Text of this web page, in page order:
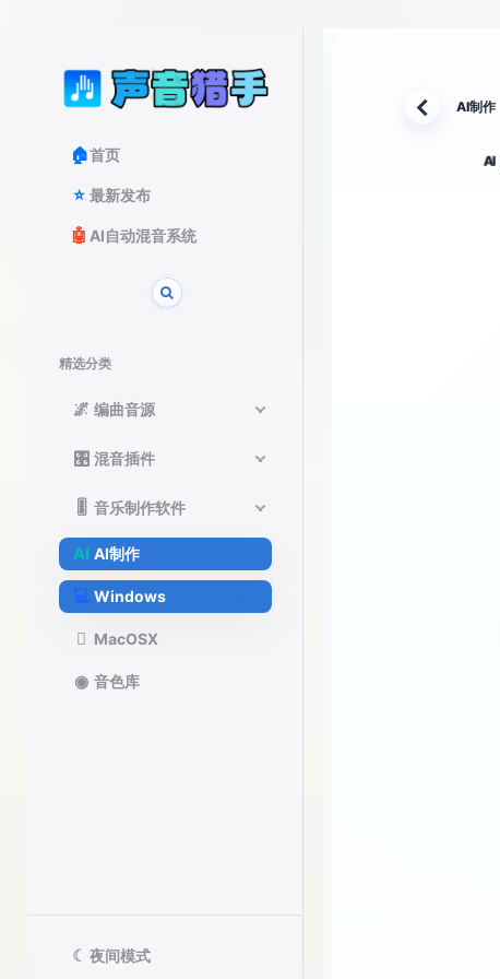
🏠首页
⭐ 最新发布
🤖 AI自动混音系统
精选分类
🌌 编曲音源
🎛️ 混音插件
🎚️ 音乐制作软件
AI AI制作
💻 Windows
 MacOSX
◉ 音色库
☾ 夜间模式
返回 AI制作
AI